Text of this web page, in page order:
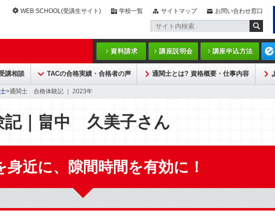
WEB SCHOOL(受講生サイト) 学校一覧 サイトマップ お問い合わせ窓口
資料請求 講座説明会 講座申込方法
講相談 TACの合格実績・合格者の声 通関士とは? 資格概要・仕事内容
>通関士 合格体験記 ｜ 2023年
記｜畠中 久美子さん
身近に、隙間時間を有効に！